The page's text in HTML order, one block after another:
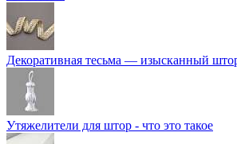
Декоративная тесьма — изысканный
Утяжелители для штор - что это такое